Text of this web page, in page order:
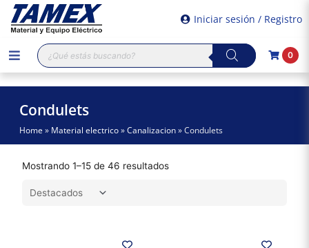
Iniciar sesión / Registro
Búsqueda
de
productos
0
Condulets
Home » Material electrico »Canalizacion »Condulets
Mostrando 1–15 de 46 resultados